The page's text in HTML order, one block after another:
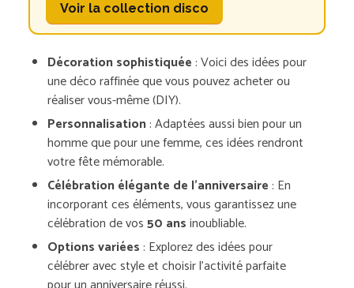
Voir la collection disco
Décoration sophistiquée : Voici des idées pour
une déco raffinée que vous pouvez acheter ou
réaliser vous-même (DIY).
Personnalisation: Adaptées aussi bien pour un
homme que pour une femme, ces idées rendront
votre fête mémorable.
Célébration élégante de l’anniversaire : En
incorporant ces éléments, vous garantissez une
célébration de vos50 ansinoubliable.
Options variées : Explorez des idées pour
célébrer avec style et choisir l’activité parfaite